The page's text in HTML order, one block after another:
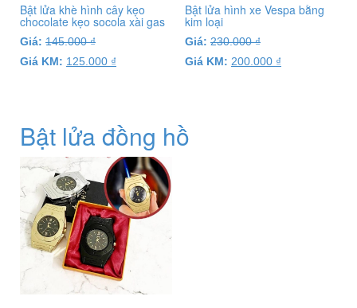
Bật lửa khè hình cây kẹo
chocolate kẹo socola xài gas
Giá: 145.000₫
Giá KM: 125.000 ₫
Bật lửa hình xe Vespa bằng
kim loại
Giá: 230.000₫
Giá KM: 200.000 ₫
Bật lửa đồng hồ